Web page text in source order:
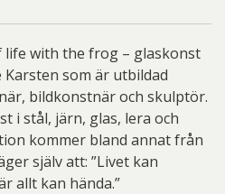
life with the frog – glaskonst
som är utbildad
bildkonstnär och skulptör.
i stål, järn, glas, lera och
kommer bland annat från
själv att: ”Livet kan
allt kan hända.”